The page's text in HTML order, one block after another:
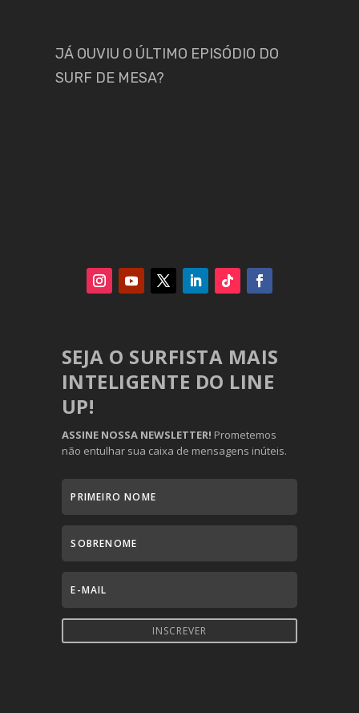
JÁ OUVIU O ÚLTIMO EPISÓDIO DO
SURF DE MESA?
SEJA O SURFISTA MAIS
INTELIGENTE DO LINE
UP!
ASSINE NOSSA NEWSLETTER! Prometemos
não entulhar sua caixa de mensagens inúteis.
INSCREVER